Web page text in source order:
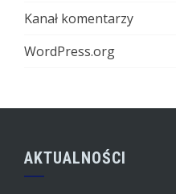
Kanał komentarzy
WordPress.org
AKTUALNOŚCI